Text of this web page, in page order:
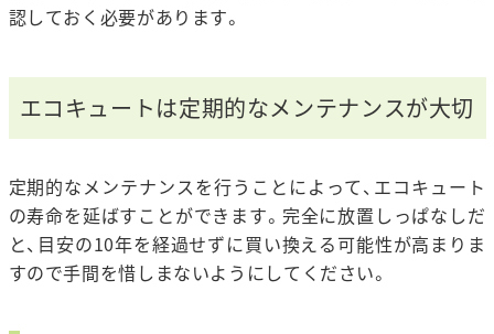
認しておく必要があります。
エコキュートは定期的なメンテナンスが大切
定期的なメンテナンスを行うことによって、エコキュート
の寿命を延ばすことができます。完全に放置しっぱなしだ
と、目安の10年を経過せずに買い換える可能性が高まりま
すので手間を惜しまないようにしてください。